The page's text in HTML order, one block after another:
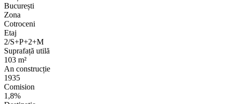
București
Zona
Cotroceni
Etaj
2/S+P+2+M
Suprafață utilă
103 m²
An construcție
1935
Comision
1,8%